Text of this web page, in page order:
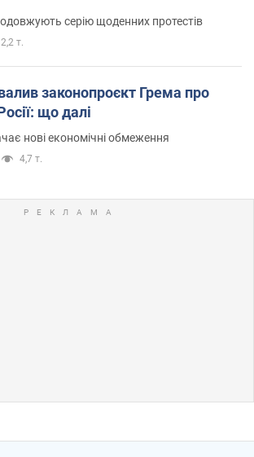
серію щоденних протестів
2,2 т.
законопроєкт Грема про
що далі
нові економічні обмеження
4,7 т.